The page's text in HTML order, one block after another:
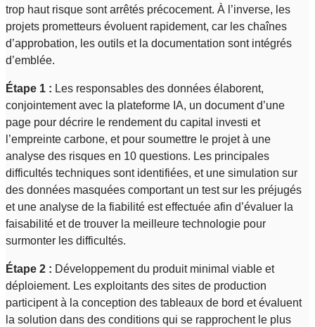
trop haut risque sont arrêtés précocement. À l’inverse, les
projets prometteurs évoluent rapidement, car les chaînes
d’approbation, les outils et la documentation sont intégrés
d’emblée.
Étape 1 : Les responsables des données élaborent,
conjointement avec la plateforme IA, un document d’une
page pour décrire le rendement du capital investi et
l’empreinte carbone, et pour soumettre le projet à une
analyse des risques en 10 questions. Les principales
difficultés techniques sont identifiées, et une simulation sur
des données masquées comportant un test sur les préjugés
et une analyse de la fiabilité est effectuée afin d’évaluer la
faisabilité et de trouver la meilleure technologie pour
surmonter les difficultés.
Étape 2 : Développement du produit minimal viable et
déploiement. Les exploitants des sites de production
participent à la conception des tableaux de bord et évaluent
la solution dans des conditions qui se rapprochent le plus